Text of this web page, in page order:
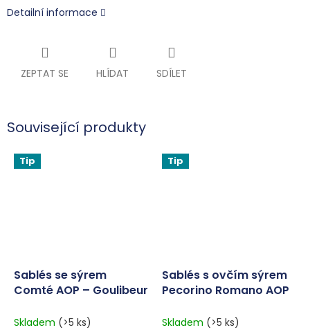
Detailní informace
ZEPTAT SE HLÍDAT SDÍLET
Související produkty
Tip
Sablés se sýrem
Comté AOP – Goulibeur
Skladem (>5 ks)
Tip
Sablés s ovčím sýrem
Pecorino Romano AOP
Skladem (>5 ks)